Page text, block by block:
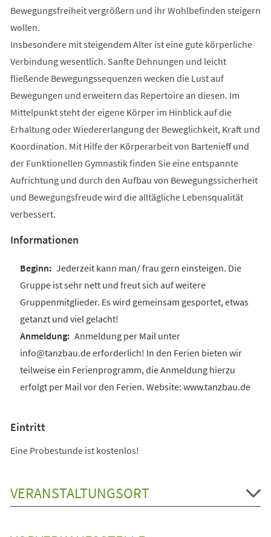
Bewegungsfreiheit vergrößern und ihr Wohlbefinden steigern
wollen.
Insbesondere mit steigendem Alter ist eine gute körperliche
Verbindung wesentlich. Sanfte Dehnungen und leicht
fließende Bewegungssequenzen wecken die Lust auf
Bewegungen und erweitern das Repertoire an diesen. Im
Mittelpunkt steht der eigene Körper im Hinblick auf die
Erhaltung oder Wiedererlangung der Beweglichkeit, Kraft und
Koordination. Mit Hilfe der Körperarbeit von Bartenieff und
der Funktionellen Gymnastik finden Sie eine entspannte
Aufrichtung und durch den Aufbau von Bewegungssicherheit
und Bewegungsfreude wird die alltägliche Lebensqualität
verbessert.
Informationen
Jederzeit kann man/ frau gern einsteigen. Die
Gruppe ist sehr nett und freut sich auf weitere
Gruppenmitglieder. Es wird gemeinsam gesportet, etwas
getanzt und viel gelacht!
Anmeldung per Mail unter
info@tanzbau.de erforderlich! In den Ferien bieten wir
teilweise ein Ferienprogramm, die Anmeldung hierzu
erfolgt per Mail vor den Ferien. Website: www.tanzbau.de
Eintritt
Eine Probestunde ist kostenlos!
VERANSTALTUNGSORT